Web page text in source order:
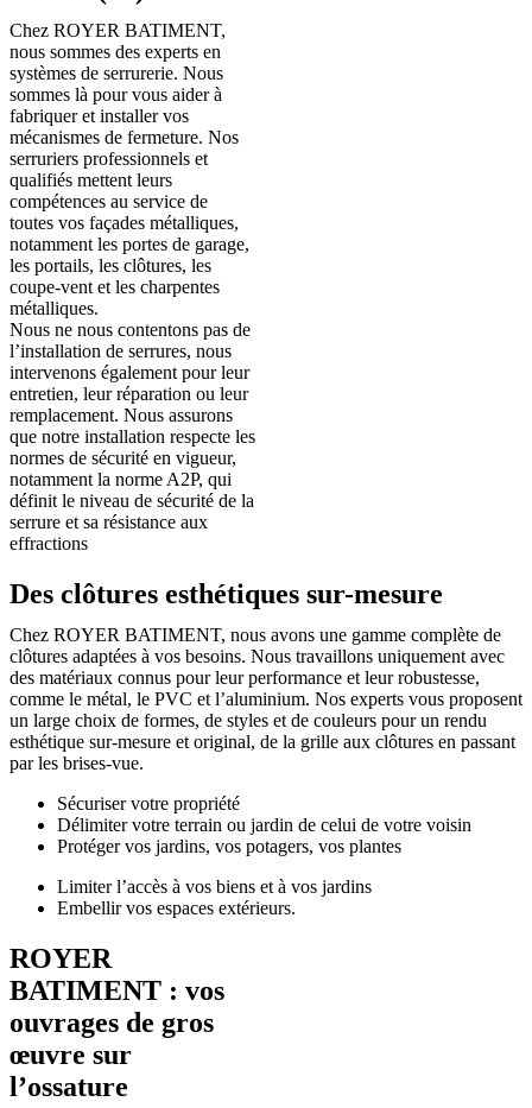
Chez ROYER BATIMENT,
nous sommes des experts en
systèmes de serrurerie. Nous
sommes là pour vous aider à
fabriquer et installer vos
mécanismes de fermeture. Nos
serruriers professionnels et
qualifiés mettent leurs
compétences au service de
toutes vos façades métalliques,
notamment les portes de garage,
les portails, les clôtures, les
coupe-vent et les charpentes
métalliques.
Nous ne nous contentons pas de
l’installation de serrures, nous
intervenons également pour leur
entretien, leur réparation ou leur
remplacement. Nous assurons
que notre installation respecte les
normes de sécurité en vigueur,
notamment la norme A2P, qui
définit le niveau de sécurité de la
serrure et sa résistance aux
effractions
Des clôtures esthétiques sur-mesure
Chez ROYER BATIMENT, nous avons une gamme complète de
clôtures adaptées à vos besoins. Nous travaillons uniquement avec
des matériaux connus pour leur performance et leur robustesse,
comme le métal, le PVC et l’aluminium. Nos experts vous proposent
un large choix de formes, de styles et de couleurs pour un rendu
esthétique sur-mesure et original, de la grille aux clôtures en passant
par les brises-vue.
Sécuriser votre propriété
Délimiter votre terrain ou jardin de celui de votre voisin
Protéger vos jardins, vos potagers, vos plantes
Limiter l’accès à vos biens et à vos jardins
Embellir vos espaces extérieurs.
ROYER
BATIMENT : vos
ouvrages de gros
œuvre sur
l’ossature